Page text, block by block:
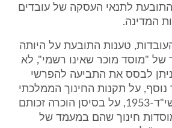
התובעת לתנאי העסקה של עובדים
המדינה.
טענות התובעת על היותה
"מוסד מוכר שאינו רשמי", לא
ניתן לבסס את התביעה להפרשי
על תקנות החינוך הממלכתי
(מוסדות מוכרים) תשי"ד-1953, על בסיסן הוכרה זכותם
חינוך שהם במעמד של